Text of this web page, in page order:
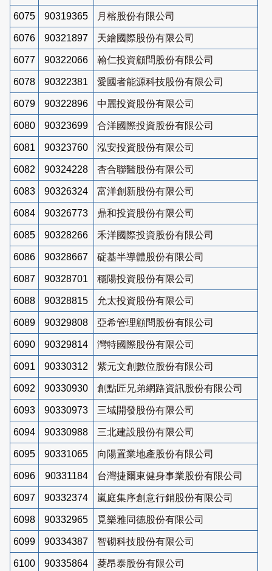
6075 90319365 月榕股份有限公司
6076 90321897 天繪國際股份有限公司
6077 90322066 翰仁投資顧問股份有限公司
6078 90322381 愛國者能源科技股份有限公司
6079 90322896 中麗投資股份有限公司
6080 90323699 合洋國際投資股份有限公司
6081 90323760 泓安投資股份有限公司
6082 90324228 杏合聯醫股份有限公司
6083 90326324 富洋創新股份有限公司
6084 90326773 鼎和投資股份有限公司
6085 90328266 禾洋國際投資股份有限公司
6086 90328667 碇基半導體股份有限公司
6087 90328701 穩陽投資股份有限公司
6088 90328815 允太投資股份有限公司
6089 90329808 亞希管理顧問股份有限公司
6090 90329814 灣特國際股份有限公司
6091 90330312 紫元文創數位股份有限公司
6092 90330930 創點匠兄弟網路資訊股份有限公司
6093 90330973 三域開發股份有限公司
6094 90330988 三北建設股份有限公司
6095 90331065 向陽置業地產股份有限公司
6096 90331184 台灣捷爾東健身事業股份有限公司
6097 90332374 嵐庭集序創意行銷股份有限公司
6098 90332965 覓樂雅同德股份有限公司
6099 90334387 智砌科技股份有限公司
6100 90335864
菱昂泰股份有限公司